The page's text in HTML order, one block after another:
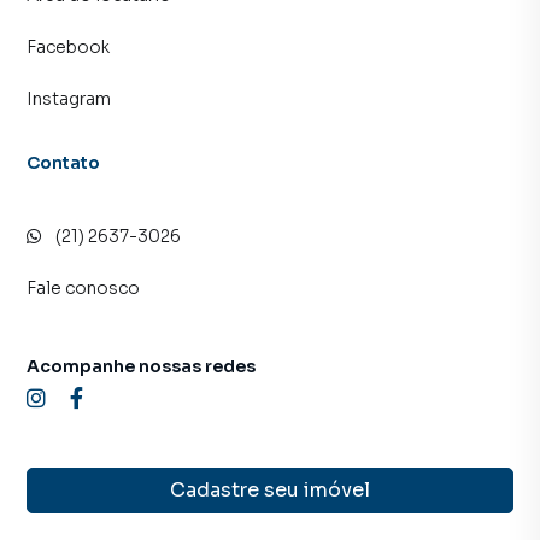
imóvel mais rápido. Contamos também com um time de
atendimento preparada para atender proprietários e
Facebook
Instagram
Contato
(21) 2637-3026
Fale conosco
Cadastre seu imóvel
Acompanhe nossas redes